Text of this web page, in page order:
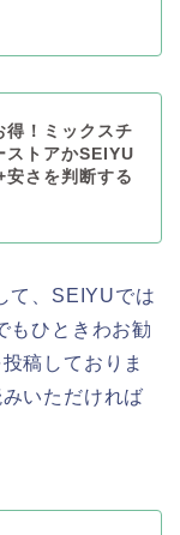
得！ミックスチ
ストアかSEIYU
さを判断する
て、SEIYUでは
もひときわお勧
稿しておりま
いただければ